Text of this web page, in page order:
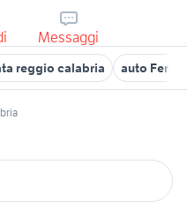
Messaggi
reggio calabria auto